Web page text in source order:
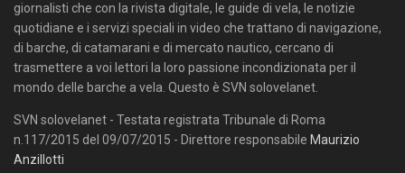
giornalisti che con la rivista digitale, le guide di vela, le notizie
quotidiane e i servizi speciali in video che trattano di navigazione,
di barche, di catamarani e di mercato nautico, cercano di
trasmettere a voi lettori la loro passione incondizionata per il
mondo delle barche a vela. Questo è SVN solovelanet.
SVN solovelanet - Testata registrata Tribunale di Roma
n.117/2015 del 09/07/2015 - Direttore responsabile Maurizio
Anzillotti